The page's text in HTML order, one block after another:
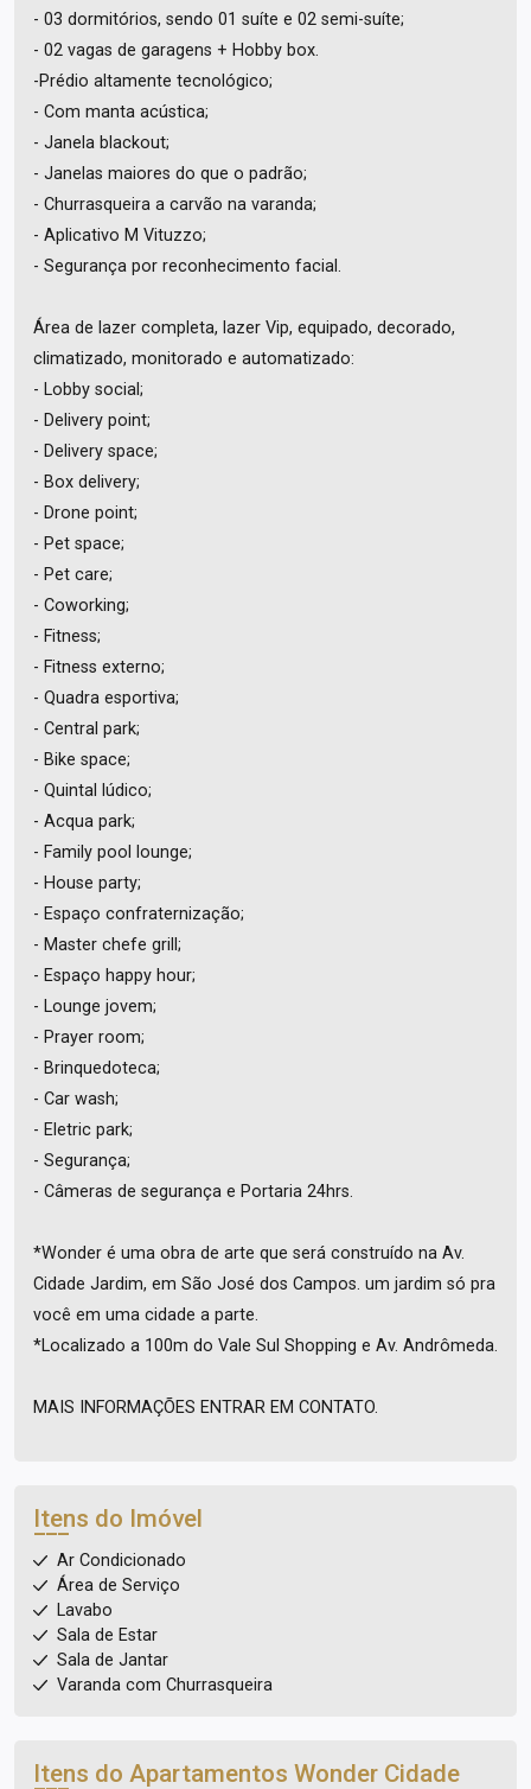
- 03 dormitórios, sendo 01 suíte e 02 semi-suíte;
- 02 vagas de garagens + Hobby box.
-Prédio altamente tecnológico;
- Com manta acústica;
- Janela blackout;
- Janelas maiores do que o padrão;
- Churrasqueira a carvão na varanda;
- Aplicativo M Vituzzo;
- Segurança por reconhecimento facial.
Área de lazer completa, lazer Vip, equipado, decorado,
climatizado, monitorado e automatizado:
- Lobby social;
- Delivery point;
- Delivery space;
- Box delivery;
- Drone point;
- Pet space;
- Pet care;
- Coworking;
- Fitness;
- Fitness externo;
- Quadra esportiva;
- Central park;
- Bike space;
- Quintal lúdico;
- Acqua park;
- Family pool lounge;
- House party;
- Espaço confraternização;
- Master chefe grill;
- Espaço happy hour;
- Lounge jovem;
- Prayer room;
- Brinquedoteca;
- Car wash;
- Eletric park;
- Segurança;
- Câmeras de segurança e Portaria 24hrs.
*Wonder é uma obra de arte que será construído na Av.
Cidade Jardim, em São José dos Campos. um jardim só pra
você em uma cidade a parte.
*Localizado a 100m do Vale Sul Shopping e Av. Andrômeda.
MAIS INFORMAÇÕES ENTRAR EM CONTATO.
Itens do Imóvel
Ar Condicionado
Área de Serviço
Lavabo
Sala de Estar
Sala de Jantar
Varanda com Churrasqueira
Itens do Apartamentos Wonder Cidade